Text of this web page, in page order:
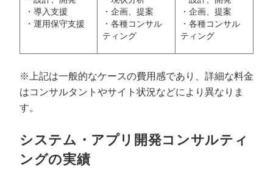
・導入支援
・運用保守支援
・企画、提案
・各種コンサル
ティング
・企画、提案
・各種コンサル
ティング
※上記は一般的なケースの費用感であり、詳細な料金
はコンサルタントやサイト状況などにより異なりま
す。
システム・アプリ開発コンサルティ
ングの実績